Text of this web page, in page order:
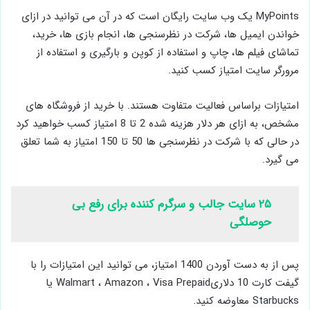
MyPoints یک وب سایت رایگان است که در آن می توانید در ازای
خواندن ایمیل ها، شرکت در نظرسنجی ها، انجام بازی ها، خرید،
تماشای فیلم ها، چاپ و استفاده از کوپن و بارگیری و استفاده از
مرورگر سایت امتیاز کسب کنید.
امتیازات براساس فعالیت متفاوت هستند. با خرید از فروشگاه های
مشخص، به ازای هر دلار هزینه شده 2 تا 8 امتیاز کسب خواهید کرد
در حالی که با شرکت در نظرسنجی ها 50 تا 150 امتیاز به شما تعلق
می گیرد.
۲۵ سایت جالب و سرگرم کننده برای رفع بی
حوصلگی
پس از به دست آوردن 1400 امتیاز، می توانید این امتیازات را با
گیفت کارت 10 دلاریWalmart ، Amazon ، Visa Prepaid یا
Starbucks معاوضه کنید.